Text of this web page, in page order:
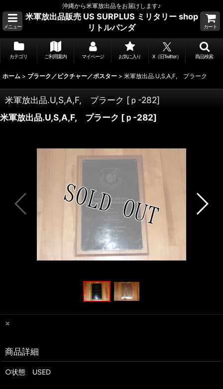
沖縄から米軍放出品をお届けします♪
メニュー
米軍放出品販売 US SURPLUS ミリタリー shop
リトルパンダ
カート
カテゴリ ご利用案内 マイページ お気に入り X（旧Twitter） 商品検索
ホーム > プラーク／ピクチャー／ポスター > 米軍放出品.U,S,A,F, プラーク
米軍放出品.U,S,A,F, プラーク [ｐ-282]
米軍放出品.U,S,A,F, プラーク [ｐ-282]
×
商品詳細
○状態 USED